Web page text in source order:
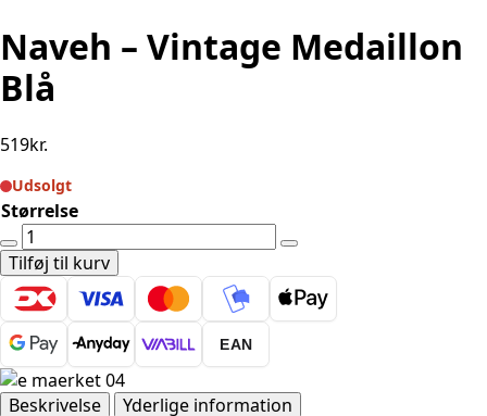
Naveh – Vintage Medaillon
Blå
519kr.
Udsolgt
Størrelse
Naveh
-
Vintage
Medaillon
Blå
antal
Tilføj til kurv
EAN
Beskrivelse
Yderlige information